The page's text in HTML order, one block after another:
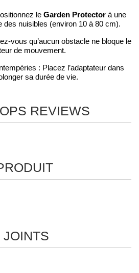
le Garden Protector à une
des nuisibles (environ 10 à 80 cm).
vous qu’aucun obstacle ne bloque le
de mouvement.
: Placez l’adaptateur dans
sa durée de vie.
REVIEWS
JOINTS